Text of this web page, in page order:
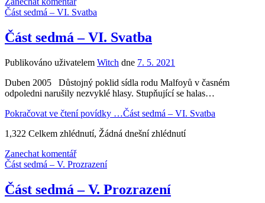
Část sedmá – VI. Svatba
Část sedmá – VI. Svatba
Publikováno uživatelem Witch dne 7. 5. 2021
Duben 2005 Důstojný poklid sídla rodu Malfoyů v časném
odpoledni narušily nezvyklé hlasy. Stupňující se halas…
Pokračovat ve čtení povídky …Část sedmá – VI. Svatba
1,322 Celkem zhlédnutí, Žádná dnešní zhlédnutí
Zanechat komentář
Část sedmá – V. Prozrazení
Část sedmá – V. Prozrazení